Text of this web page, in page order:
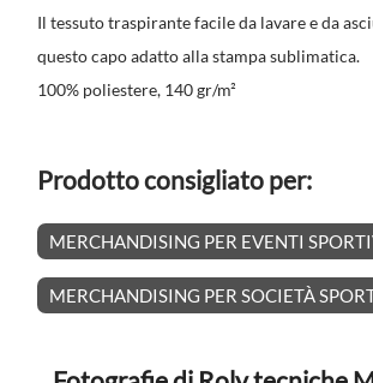
Il tessuto traspirante facile da lavare e da
questo capo adatto alla stampa sublimatica.
100% poliestere, 140 gr/m²
Prodotto consigliato per:
MERCHANDISING PER EVENTI
MERCHANDISING PER SOCIETÀ